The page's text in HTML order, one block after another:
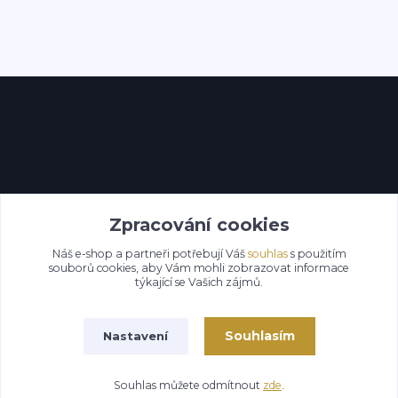
Zpracování cookies
Náš e-shop a partneři potřebují Váš souhlass použitím
souborů cookies, aby Vám mohli zobrazovat informace
týkající se Vašich zájmů.
Nastavení Souhlasím
Souhlas můžete odmítnout zde